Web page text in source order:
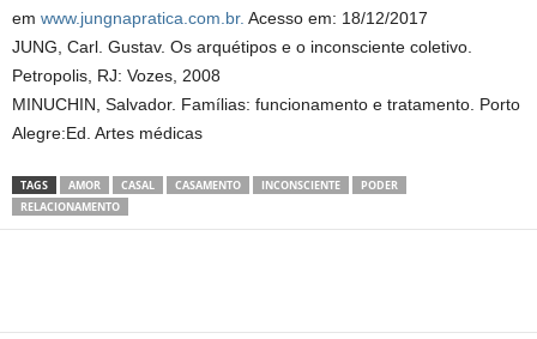
em www.jungnapratica.com.br. Acesso em: 18/12/2017
JUNG, Carl. Gustav. Os arquétipos e o inconsciente coletivo.
Petropolis, RJ: Vozes, 2008
MINUCHIN, Salvador. Famílias: funcionamento e tratamento. Porto
Alegre:Ed. Artes médicas
TAGS AMOR CASAL CASAMENTO INCONSCIENTE
PODER
RELACIONAMENTO